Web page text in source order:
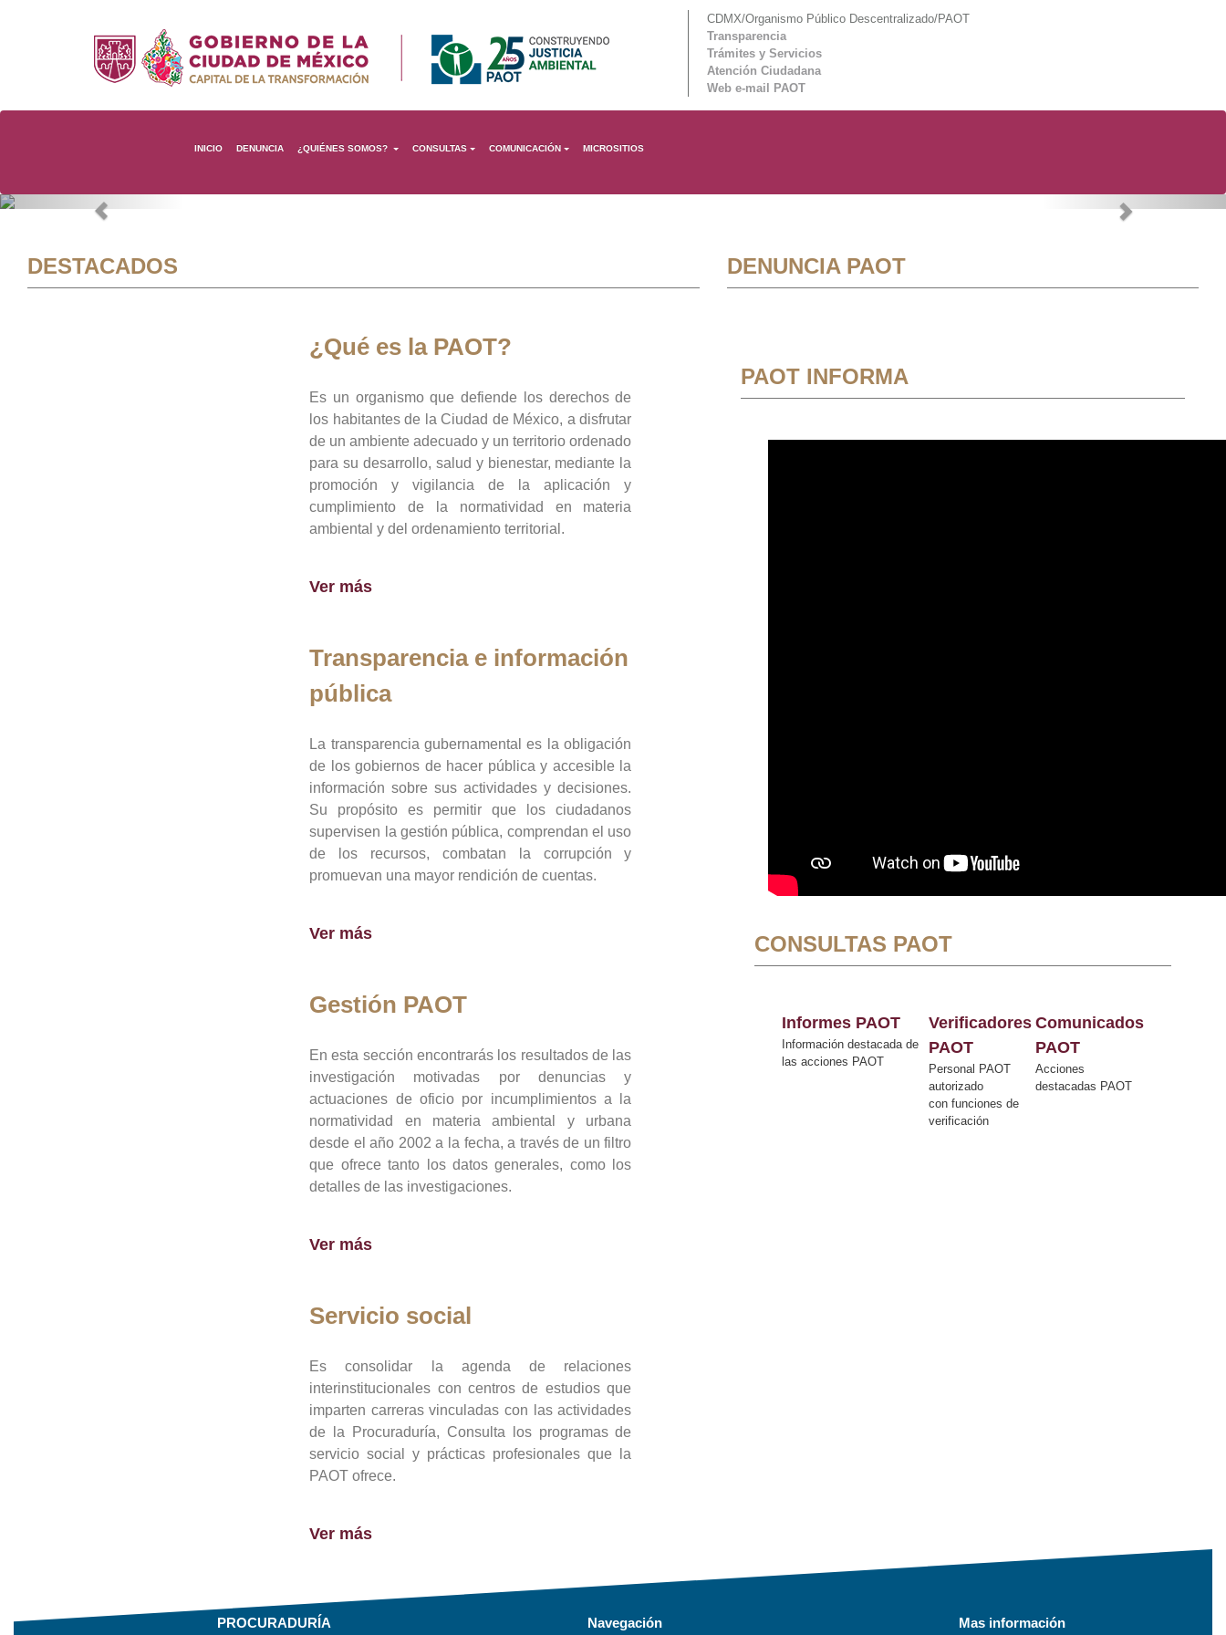
CDMX/Organismo Público Descentralizado/PAOT
Transparencia
Trámites y Servicios
Atención Ciudadana
Web e-mail PAOT
INICIO DENUNCIA ¿QUIÉNES SOMOS? CONSULTAS COMUNICACIÓN MICROSITIOS
Previous Next
DESTACADOS
¿Qué es la PAOT?
Es un organismo que defiende los derechos de
los habitantes de la Ciudad de México, a disfrutar
de un ambiente adecuado y un territorio ordenado
para su desarrollo, salud y bienestar, mediante la
promoción y vigilancia de la aplicación y
cumplimiento de la normatividad en materia
ambiental y del ordenamiento territorial.
Ver más
Transparencia e información
pública
La transparencia gubernamental es la obligación
de los gobiernos de hacer pública y accesible la
información sobre sus actividades y decisiones.
Su propósito es permitir que los ciudadanos
supervisen la gestión pública, comprendan el uso
de los recursos, combatan la corrupción y
promuevan una mayor rendición de cuentas.
Ver más
Gestión PAOT
En esta sección encontrarás los resultados de las
investigación motivadas por denuncias y
actuaciones de oficio por incumplimientos a la
normatividad en materia ambiental y urbana
desde el año 2002 a la fecha, a través de un filtro
que ofrece tanto los datos generales, como los
detalles de las investigaciones.
Ver más
Servicio social
Es consolidar la agenda de relaciones
interinstitucionales con centros de estudios que
imparten carreras vinculadas con las actividades
de la Procuraduría, Consulta los programas de
servicio social y prácticas profesionales que la
PAOT ofrece.
Ver más
DENUNCIA PAOT
PAOT INFORMA
CONSULTAS PAOT
Informes PAOT
Información destacada de
las acciones PAOT
Verificadores
PAOT
Personal PAOT
autorizado
con funciones de
verificación
Comunicados
PAOT
Acciones
destacadas PAOT
PROCURADURÍA Navegación Mas información